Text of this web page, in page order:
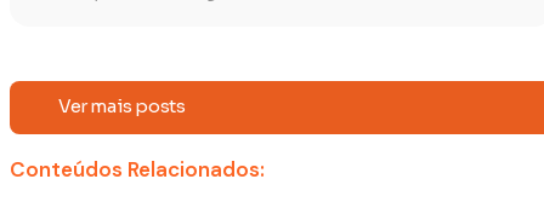
Ver mais posts
Conteúdos Relacionados: